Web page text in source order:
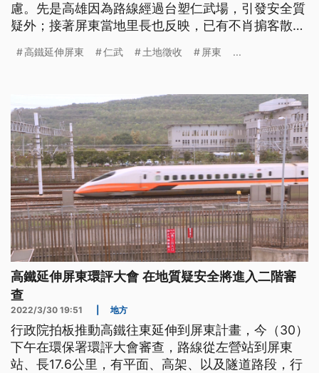
慮。先是高雄因為路線經過台塑仁武場，引發安全質
疑外；接著屏東當地里長也反映，已有不肖掮客散布
高鐵延伸屏東 仁武 土地徵收 屏東 ...
高鐵延伸屏東環評大會 在地質疑安全將進入二階審
查
2022/3/30 19:51 地方
行政院拍板推動高鐵往東延伸到屏東計畫，今（30）
下午在環保署環評大會審查，路線從左營站到屏東
站、長17.6公里，有平面、高架、以及隧道路段，行